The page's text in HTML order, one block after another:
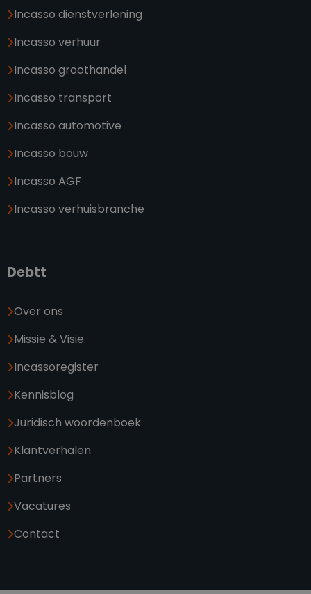
Incasso dienstverlening
Incasso verhuur
Incasso groothandel
Incasso transport
Incasso automotive
Incasso bouw
Incasso AGF
Incasso verhuisbranche
Debtt
Over ons
Missie & Visie
Incassoregister
Kennisblog
Juridisch woordenboek
Klantverhalen
Partners
Vacatures
Contact